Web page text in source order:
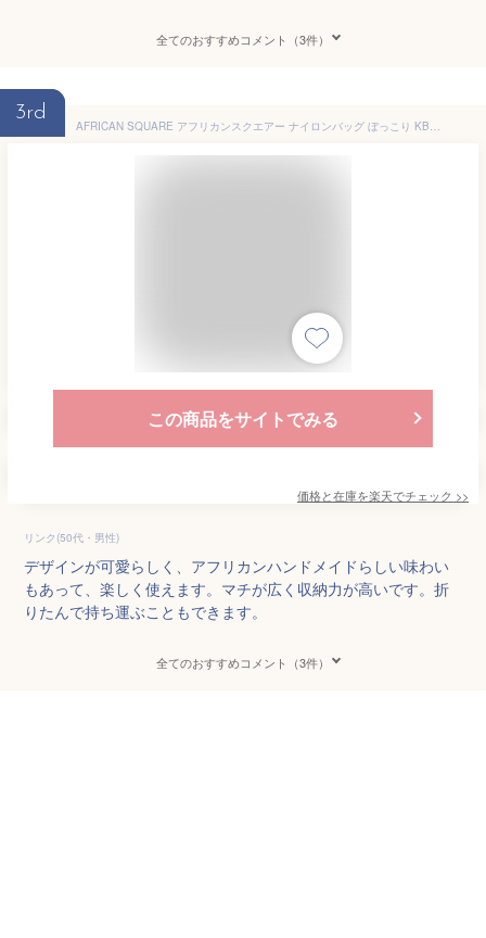
全てのおすすめコメント（3件）
3rd
AFRICAN SQUARE アフリカンスクエアー ナイロンバッグ ぼっこり KB24011【RCP】2024SS かごバッグ 夏 春 お出掛け マルシェバッグ
この商品をサイトでみる
価格と在庫を楽天でチェック >>
リンク(50代・男性)
デザインが可愛らしく、アフリカンハンドメイドらしい味わい
もあって、楽しく使えます。マチが広く収納力が高いです。折
りたんで持ち運ぶこともできます。
全てのおすすめコメント（3件）